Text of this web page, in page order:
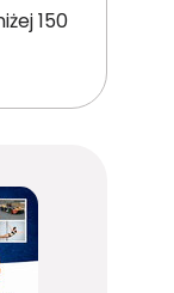
150